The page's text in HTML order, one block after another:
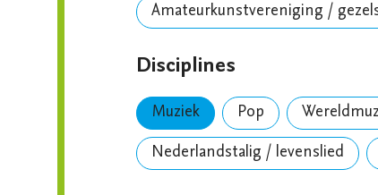
Amateurkunstvereniging /
Disciplines
Muziek Pop
Nederlandstalig / levenslied